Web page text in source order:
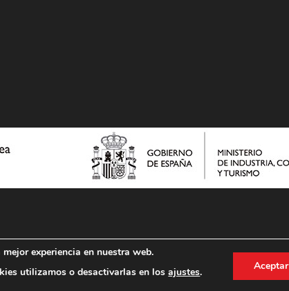
experiencia en nuestra web.
utilizamos o desactivarlas en losajustes. Aceptar